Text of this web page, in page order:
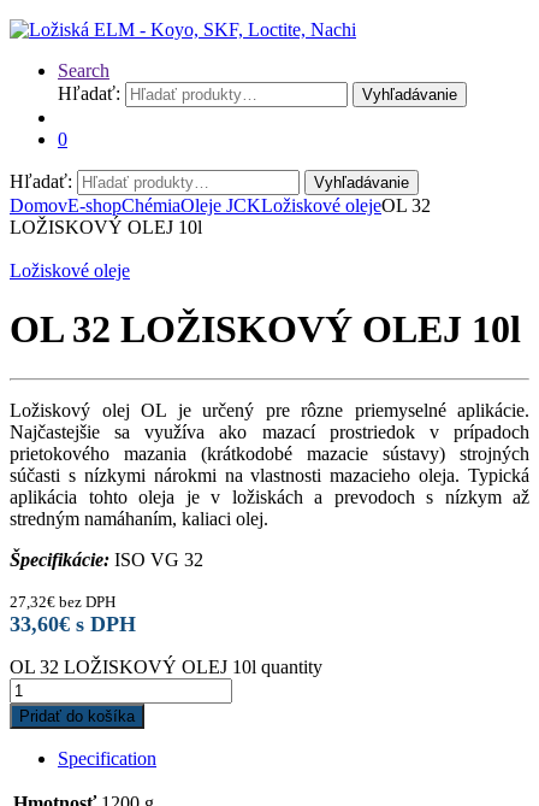
Search
Hľadať:
Vyhľadávanie
0
Hľadať: Vyhľadávanie
DomovE-shopChémiaOleje JCKLožiskové olejeOL 32
LOŽISKOVÝ OLEJ 10l
Ložiskové oleje
OL 32 LOŽISKOVÝ OLEJ 10l
Ložiskový olej OL je určený pre rôzne priemyselné aplikácie.
Najčastejšie sa využíva ako mazací prostriedok v prípadoch
prietokového mazania (krátkodobé mazacie sústavy) strojných
súčasti s nízkymi nárokmi na vlastnosti mazacieho oleja. Typická
aplikácia tohto oleja je v ložiskách a prevodoch s nízkym až
stredným namáhaním, kaliaci olej.
Špecifikácie: ISO VG 32
27,32€ bez DPH
33,60€ s DPH
OL 32 LOŽISKOVÝ OLEJ 10l quantity
Pridať do košíka
Specification